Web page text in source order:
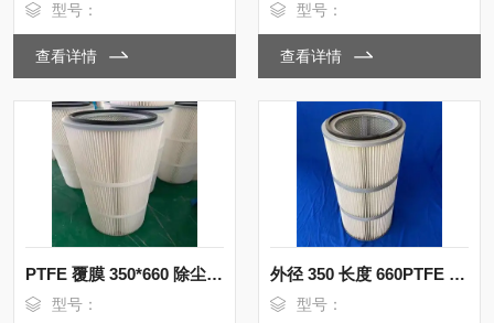
型号：
查看详情
型号：
查看详情
PTFE 覆膜 350*660 除尘滤筒 车间粉尘回收
型号：
外径 350 长度 660PTFE 覆膜除尘滤芯
型号：